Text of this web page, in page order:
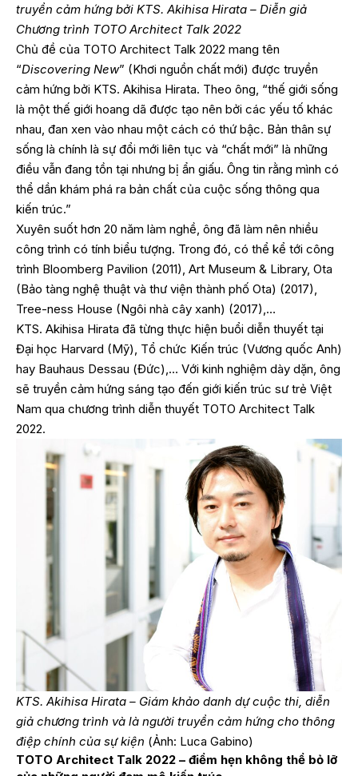
truyền cảm hứng bởi KTS. Akihisa Hirata – Diễn giả
Chương trình TOTO Architect Talk 2022
Chủ đề của TOTO Architect Talk 2022 mang tên
“Discovering New” (Khơi nguồn chất mới) được truyền
cảm hứng bởi KTS. Akihisa Hirata. Theo ông, “thế giới sống
là một thế giới hoang dã được tạo nên bởi các yếu tố khác
nhau, đan xen vào nhau một cách có thứ bậc. Bản thân sự
sống là chính là sự đổi mới liên tục và “chất mới” là những
điều vẫn đang tồn tại nhưng bị ẩn giấu. Ông tin rằng mình có
thể dần khám phá ra bản chất của cuộc sống thông qua
kiến trúc.”
Xuyên suốt hơn 20 năm làm nghề, ông đã làm nên nhiều
công trình có tính biểu tượng. Trong đó, có thể kể tới công
trình Bloomberg Pavilion (2011), Art Museum & Library, Ota
(Bảo tàng nghệ thuật và thư viện thành phố Ota) (2017),
Tree-ness House (Ngôi nhà cây xanh) (2017),…
KTS. Akihisa Hirata đã từng thực hiện buổi diễn thuyết tại
Đại học Harvard (Mỹ), Tổ chức Kiến trúc (Vương quốc Anh)
hay Bauhaus Dessau (Đức),… Với kinh nghiệm dày dặn, ông
sẽ truyền cảm hứng sáng tạo đến giới kiến trúc sư trẻ Việt
Nam qua chương trình diễn thuyết TOTO Architect Talk
2022.
KTS. Akihisa Hirata – Giám khảo danh dự cuộc thi, diễn
giả chương trình và là người truyền cảm hứng cho thông
điệp chính của sự kiện (Ảnh: Luca Gabino)
TOTO Architect Talk 2022 – điểm hẹn không thể bỏ lỡ